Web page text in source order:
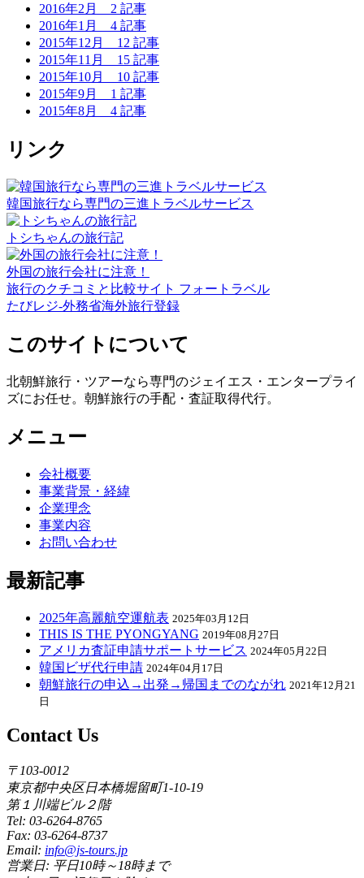
2016年2月 2 記事
2016年1月 4 記事
2015年12月 12 記事
2015年11月 15 記事
2015年10月 10 記事
2015年9月 1 記事
2015年8月 4 記事
リンク
韓国旅行なら専門の三進トラベルサービス
トシちゃんの旅行記
外国の旅行会社に注意！
旅行のクチコミと比較サイト フォートラベル
たびレジ-外務省海外旅行登録
このサイトについて
北朝鮮旅行・ツアーなら専門のジェイエス・エンタープライ
ズにお任せ。朝鮮旅行の手配・査証取得代行。
メニュー
会社概要
事業背景・経緯
企業理念
事業内容
お問い合わせ
最新記事
2025年高麗航空運航表 2025年03月12日
THIS IS THE PYONGYANG 2019年08月27日
アメリカ査証申請サポートサービス 2024年05月22日
韓国ビザ代行申請 2024年04月17日
朝鮮旅行の申込→出発→帰国までのながれ 2021年12月21
日
Contact Us
〒103-0012
東京都中央区日本橋堀留町1-10-19
第１川端ビル２階
Tel: 03-6264-8765
Fax: 03-6264-8737
Email: info@js-tours.jp
営業日: 平日10時～18時まで